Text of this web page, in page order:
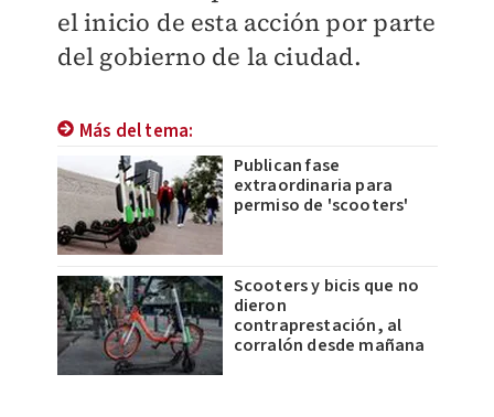
el inicio de esta acción por parte
del gobierno de la ciudad.
Más del tema:
Publican fase
extraordinaria para
permiso de 'scooters'
Scooters y bicis que no
dieron
contraprestación, al
corralón desde mañana